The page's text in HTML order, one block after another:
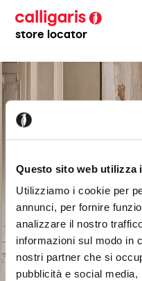
Questo sito web utilizza
Utilizziamo i cookie per
annunci, per fornire
analizzare il nostro
informazioni sul modo in
nostri partner che si
pubblicità e social
store locator